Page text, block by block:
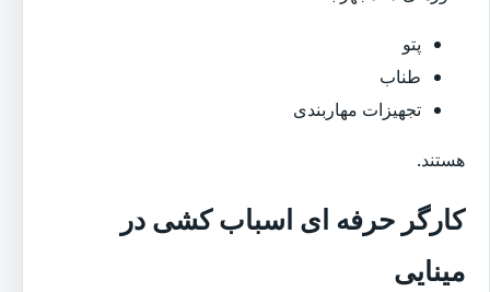
پتو
طناب
تجهیزات مهاربندی
هستند.
کارگر حرفه ای اسباب کشی در
مینایی